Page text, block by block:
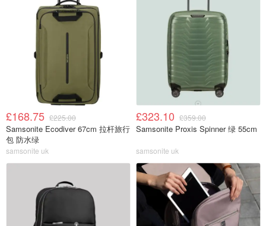
£168.75 £225.00
Samsonite Ecodiver 67cm 拉杆旅行
包 防水绿
samsonite uk
£323.10 £359.00
Samsonite Proxis Spinner 绿 55cm
samsonite uk